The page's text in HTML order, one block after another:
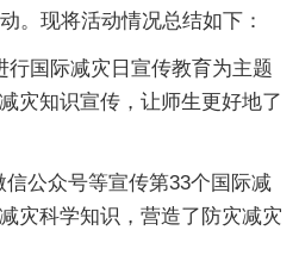
。现将活动情况总结如下：
行国际减灾日宣传教育为主题
灾知识宣传，让师生更好地了
公众号等宣传第33个国际减
灾科学知识，营造了防灾减灾